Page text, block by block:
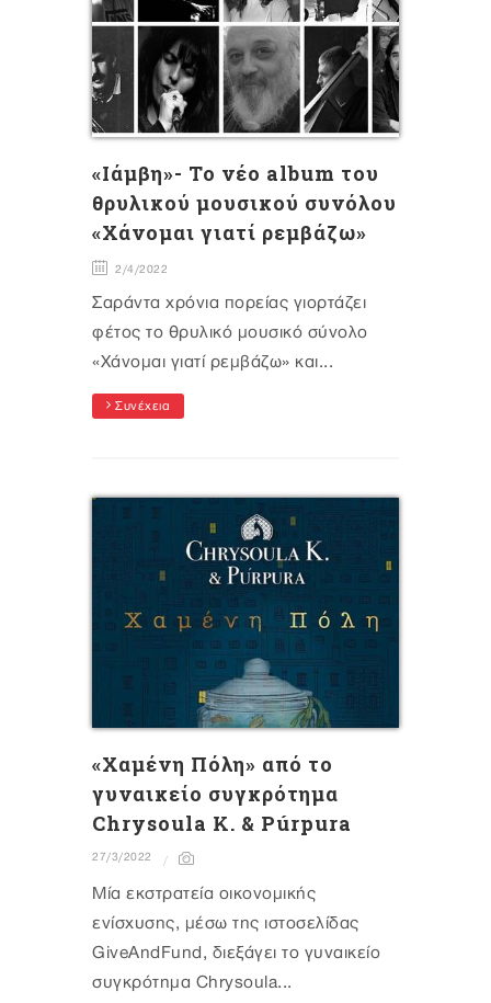
«Iάμβη»- Το νέο album του
θρυλικού μουσικού συνόλου
«Χάνομαι γιατί ρεμβάζω»
2/4/2022
Σαράντα χρόνια πορείας γιορτάζει
φέτος το θρυλικό μουσικό σύνολο
«Χάνομαι γιατί ρεμβάζω» και...
Συνέχεια
«Χαμένη Πόλη» από το
γυναικείο συγκρότημα
Chrysoula K. & Púrpura
27/3/2022
Mία εκστρατεία οικονομικής
ενίσχυσης, μέσω της ιστοσελίδας
GiveAndFund, διεξάγει το γυναικείο
συγκρότημα Chrysoula...